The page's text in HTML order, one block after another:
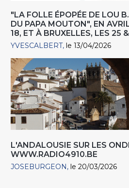
"LA FOLLE ÉPOPÉE DE LOU
DU PAPA MOUTON", EN
18, ET À BRUXELLES, LES 25
YVESCALBERT le 13/04/2026
L'ANDALOUSIE SUR LES
WWW.RADIO4910.BE
JOSEBURGEON le 20/03/2026